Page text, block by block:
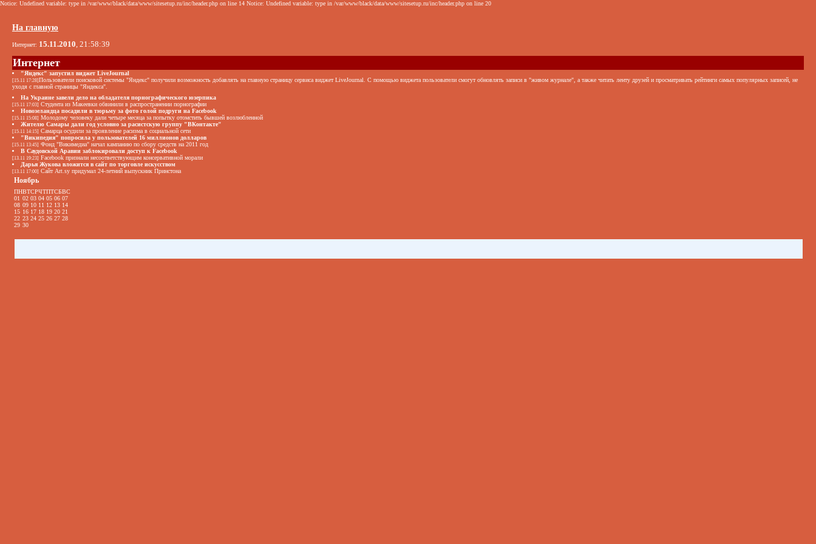
Notice: Undefined variable: type in /var/www/black/data/www/sitesetup.ru/inc/header.php on line 14 Notice: Undefined variable: type in /var/www/black/data/www/sitesetup.ru/inc/header.php on line 20
На главную
Интернет: 15.11.2010, 21:58:39
Интернет
"Яндекс" запустил виджет LiveJournal
[15.11 17:28]Пользователи поисковой системы "Яндекс" получили возможность добавлять на главную страницу сервиса виджет LiveJournal. С помощью виджета пользователи смогут обновлять записи в "живом журнале", а также читать ленту друзей и просматривать рейтинги самых популярных записей, не
уходя с главной страницы "Яндекса".
На Украине завели дело на обладателя порнографического юзерпика
[15.11 17:03] Студента из Макеевки обвинили в распространении порнографии
Новозеландца посадили в тюрьму за фото голой подруги на Facebook
[15.11 15:08] Молодому человеку дали четыре месяца за попытку отомстить бывшей возлюбленной
Жителю Самары дали год условно за расистскую группу "ВКонтакте"
[15.11 14:15] Самарца осудили за проявление расизма в социальной сети
"Википедия" попросила у пользователей 16 миллионов долларов
[15.11 13:45] Фонд "Викимедиа" начал кампанию по сбору средств на 2011 год
В Cаудовской Аравии заблокировали доступ к Facebook
[13.11 19:23] Facebook признали несоответствующим консервативной морали
Дарья Жукова вложится в сайт по торговле искусством
[13.11 17:00] Сайт Art.sy придумал 24-летний выпускник Принстона
Ноябрь
ПНВТСРЧТПТСБВС
01 02 03 04 05 06 07
08 09 10 11 12 13 14
15 16 17 18 19 20 21
22 23 24 25 26 27 28
29 30